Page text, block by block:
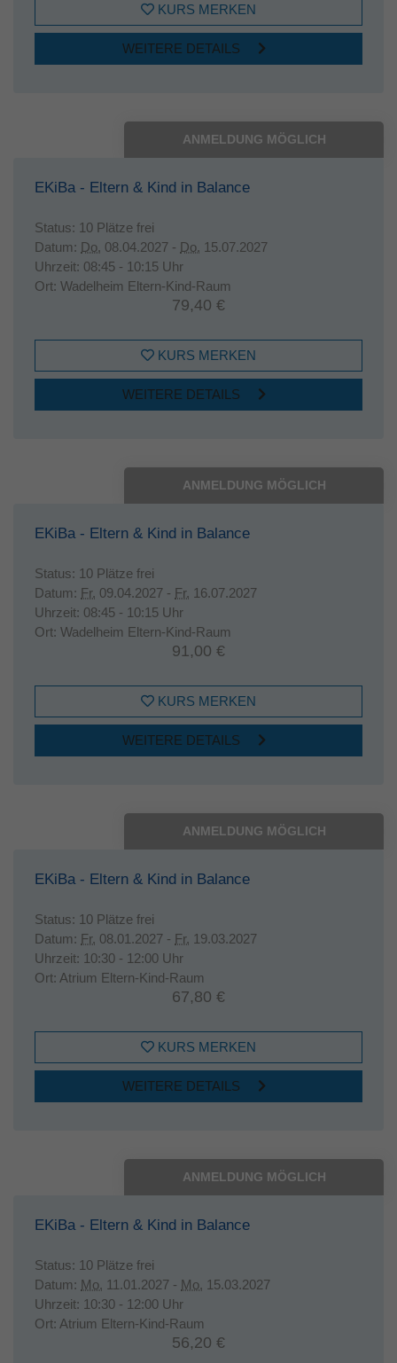
KURS MERKEN
WEITERE DETAILS
ANMELDUNG MÖGLICH
EKiBa - Eltern & Kind in Balance
Status: 10 Plätze frei
Datum: Do. 08.04.2027 - Do. 15.07.2027
Uhrzeit: 08:45 - 10:15 Uhr
Ort: Wadelheim Eltern-Kind-Raum
79,40 €
KURS MERKEN
WEITERE DETAILS
ANMELDUNG MÖGLICH
EKiBa - Eltern & Kind in Balance
Status: 10 Plätze frei
Datum: Fr. 09.04.2027 - Fr. 16.07.2027
Uhrzeit: 08:45 - 10:15 Uhr
Ort: Wadelheim Eltern-Kind-Raum
91,00 €
KURS MERKEN
WEITERE DETAILS
ANMELDUNG MÖGLICH
EKiBa - Eltern & Kind in Balance
Status: 10 Plätze frei
Datum: Fr. 08.01.2027 - Fr. 19.03.2027
Uhrzeit: 10:30 - 12:00 Uhr
Ort: Atrium Eltern-Kind-Raum
67,80 €
KURS MERKEN
WEITERE DETAILS
ANMELDUNG MÖGLICH
EKiBa - Eltern & Kind in Balance
Status: 10 Plätze frei
Datum: Mo. 11.01.2027 - Mo. 15.03.2027
Uhrzeit: 10:30 - 12:00 Uhr
Ort: Atrium Eltern-Kind-Raum
56,20 €